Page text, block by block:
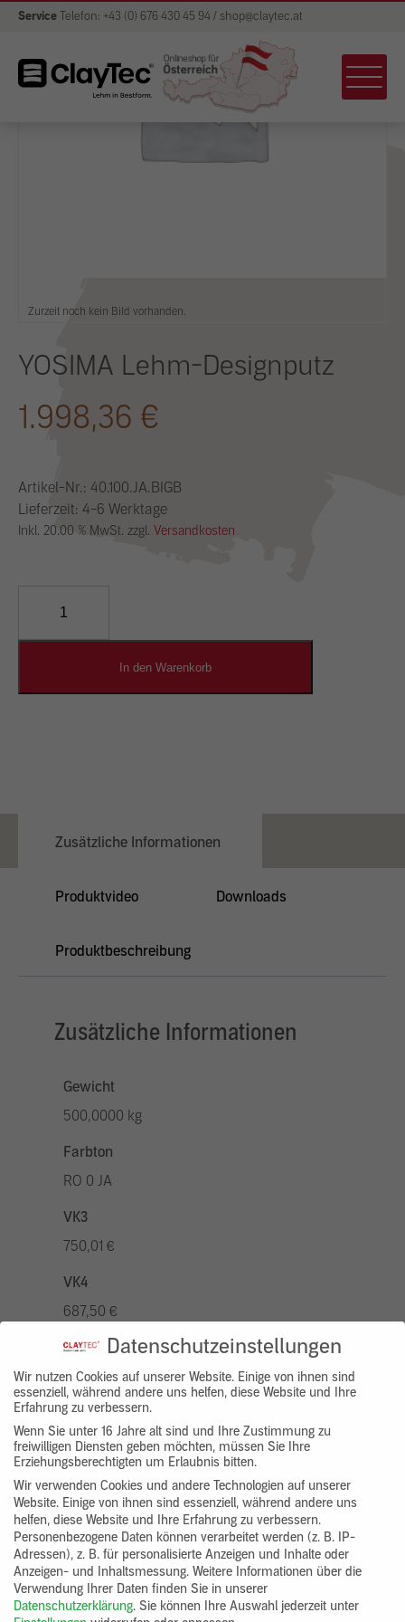
Service Telefon: +43 (0) 676 430 45 94 / shop@claytec.at
Zurzeit noch kein Bild vorhanden.
YOSIMA Lehm-Designputz
1.998,36 €
Artikel-Nr.: 40.100.JA.BIGB
Lieferzeit: 4-6 Werktage
Inkl. 20.00 % MwSt. zzgl. Versandkosten
Designputz
In den Warenkorb
Zusätzliche Informationen
Produktvideo Downloads
Produktbeschreibung
Zusätzliche Informationen
Gewicht
500,0000 kg
Farbton
RO 0 JA
VK3
750,01 €
VK4
687,50 €
VK5
875,01 €
VK7
625,00 €
Gruppenprodukt
yosima_designputz_bigb
Datenschutzeinstellungen
Wir nutzen Cookies auf unserer Website. Einige von ihnen sind
essenziell, während andere uns helfen, diese Website und Ihre
Erfahrung zu verbessern.
Wenn Sie unter 16 Jahre alt sind und Ihre Zustimmung zu
freiwilligen Diensten geben möchten, müssen Sie Ihre
Erziehungsberechtigten um Erlaubnis bitten.
Wir verwenden Cookies und andere Technologien auf unserer
Website. Einige von ihnen sind essenziell, während andere uns
helfen, diese Website und Ihre Erfahrung zu verbessern.
Personenbezogene Daten können verarbeitet werden (z. B. IP-
Adressen), z. B. für personalisierte Anzeigen und Inhalte oder
Anzeigen- und Inhaltsmessung. Weitere Informationen über die
Verwendung Ihrer Daten finden Sie in unserer
Datenschutzerklärung. Sie können Ihre Auswahl jederzeit unter